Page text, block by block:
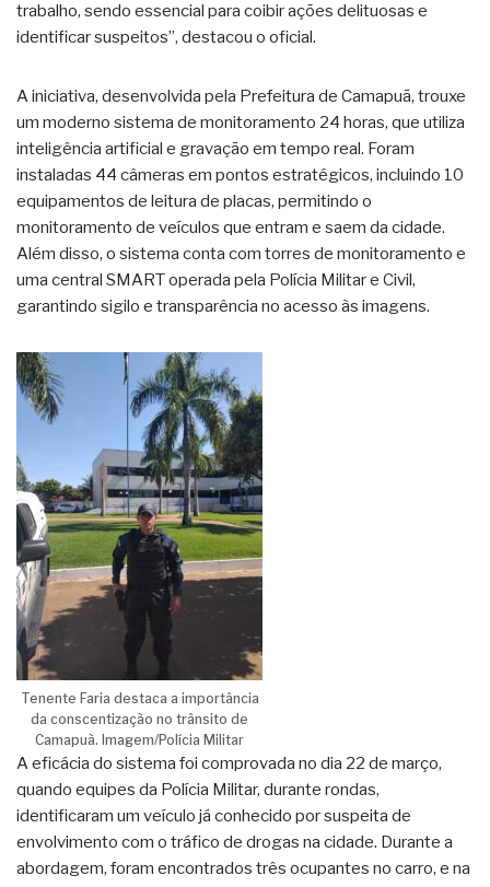
trabalho, sendo essencial para coibir ações delituosas e
identificar suspeitos”, destacou o oficial.
A iniciativa, desenvolvida pela Prefeitura de Camapuã, trouxe
um moderno sistema de monitoramento 24 horas, que utiliza
inteligência artificial e gravação em tempo real. Foram
instaladas 44 câmeras em pontos estratégicos, incluindo 10
equipamentos de leitura de placas, permitindo o
monitoramento de veículos que entram e saem da cidade.
Além disso, o sistema conta com torres de monitoramento e
uma central SMART operada pela Polícia Militar e Civil,
garantindo sigilo e transparência no acesso às imagens.
Tenente Faria destaca a importância
da conscentização no trânsito de
Camapuã. Imagem/Polícia Militar
A eficácia do sistema foi comprovada no dia 22 de março,
quando equipes da Polícia Militar, durante rondas,
identificaram um veículo já conhecido por suspeita de
envolvimento com o tráfico de drogas na cidade. Durante a
abordagem, foram encontrados três ocupantes no carro, e na